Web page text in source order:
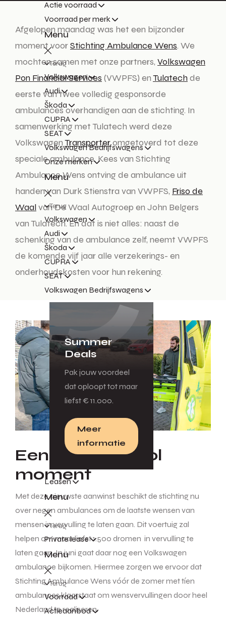
Actie voorraad
Voorraad per merk
Menu
Terug
Volkswagen
Audi
Škoda
CUPRA
SEAT
Volkswagen Bedrijfswagens
Onze merken
Menu
Terug
Volkswagen
Audi
Škoda
CUPRA
SEAT
Volkswagen Bedrijfswagens
Summer
Deals
Pak jouw voordeel
dat oploopt tot maar
liefst € 11.000.
Meer
informatie
Leasen
Menu
Terug
Private lease
Menu
Terug
Voorraad
Actieaanbod
Afgelopen maandag was het een bijzonder
moment voorStichting Ambulance Wens. We
mochten samen met onze partners, Volkswagen
Pon Financial Services (VWPFS) enTulatechde
eerste van twee volledig gesponsorde
ambulances overhandigen aan de stichting. In
samenwerking met Tulatech werd deze
VolkswagenTransporteromgetoverd tot deze
speciale ambulance. Kees van Stichting
Ambulance Wens ontving de ambulance uit
handen van Durk Stienstra van VWPFS, Friso de
Waalvan De Waal Autogroep en John Belgers
van Tulatech. En dat is niet alles: naast de
schenking van de ambulance zelf, neemt VWPFS
de komende vijf jaar alle verzekerings- en
onderhoudskosten voor hun rekening.
Een betekenisvol
moment
Met deze nieuwste aanwinst beschikt de stichting nu
over negen ambulances om de laatste wensen van
mensen in vervulling te laten gaan. Dit voertuig zal
helpen om maar liefst 1.500 dromen in vervulling te
laten gaan. In juni gaat daar nog een Volkswagen
ambulance bijkomen. Hiermee zorgen we ervoor dat
Stichting Ambulance Wens vóór de zomer met tíen
ambulances klaarstaat om wensvervullingen door heel
Nederland te realiseren.